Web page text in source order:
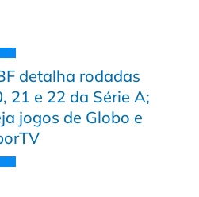
detalha rodadas
21 e 22 da Série A;
jogos de Globo e